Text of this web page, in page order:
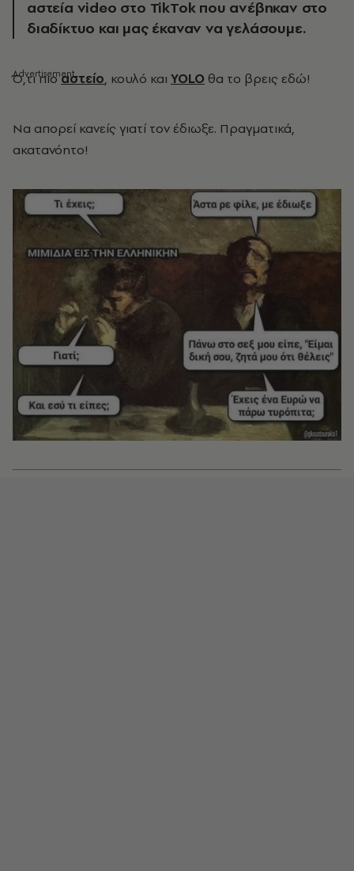
αστεία video στο TikTok που ανέβηκαν στο
διαδίκτυο και μας έκαναν να γελάσουμε.
Ό,τι πιοαστείο, κουλό και YOLO θα το βρεις εδώ!
Να απορεί κανείς γιατί τον έδιωξε. Πραγματικά,
ακατανόητο!